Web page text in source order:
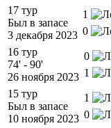
17 тур
Был в запасе
3 декабря 2023
1
0
16 тур
74' - 90'
26 ноября 2023
0
1
15 тур
Был в запасе
10 ноября 2023
1
0